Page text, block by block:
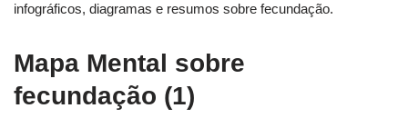
infográficos, diagramas e resumos sobre fecundação.
Mapa Mental sobre
fecundação (1)